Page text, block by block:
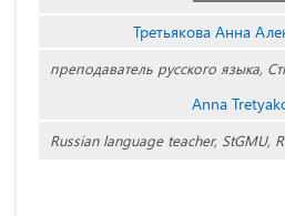
Третьякова Анна
преподаватель русского языка,
Anna
Russian language teacher, StGMU,